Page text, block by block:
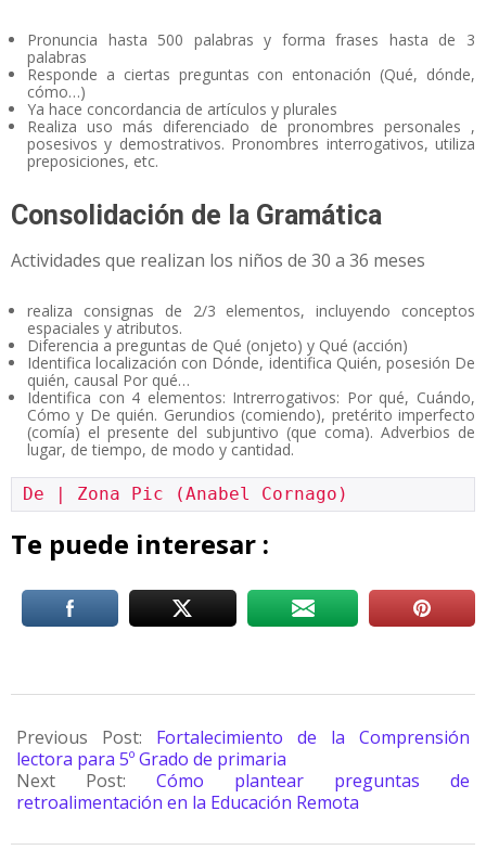
Pronuncia hasta 500 palabras y forma frases hasta de 3
palabras
Responde a ciertas preguntas con entonación (Qué, dónde,
cómo…)
Ya hace concordancia de artículos y plurales
Realiza uso más diferenciado de pronombres personales ,
posesivos y demostrativos. Pronombres interrogativos, utiliza
preposiciones, etc.
Consolidación de la Gramática
Actividades que realizan los niños de 30 a 36 meses
realiza consignas de 2/3 elementos, incluyendo conceptos
espaciales y atributos.
Diferencia a preguntas de Qué (onjeto) y Qué (acción)
Identifica localización con Dónde, identifica Quién, posesión De
quién, causal Por qué…
Identifica con 4 elementos: Intrerrogativos: Por qué, Cuándo,
Cómo y De quién. Gerundios (comiendo), pretérito imperfecto
(comía) el presente del subjuntivo (que coma). Adverbios de
lugar, de tiempo, de modo y cantidad.
De | Zona Pic (Anabel Cornago)
Te puede interesar :
Previous Post: Fortalecimiento de la Comprensión
lectora para 5º Grado de primaria
Next Post: Cómo plantear preguntas de
retroalimentación en la Educación Remota